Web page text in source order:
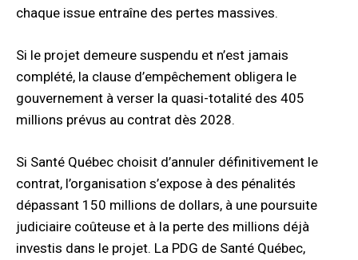
chaque issue entraîne des pertes massives.
Si le projet demeure suspendu et n’est jamais
complété, la clause d’empêchement obligera le
gouvernement à verser la quasi-totalité des 405
millions prévus au contrat dès 2028.
Si Santé Québec choisit d’annuler définitivement le
contrat, l’organisation s’expose à des pénalités
dépassant 150 millions de dollars, à une poursuite
judiciaire coûteuse et à la perte des millions déjà
investis dans le projet. ​ La PDG de Santé Québec,